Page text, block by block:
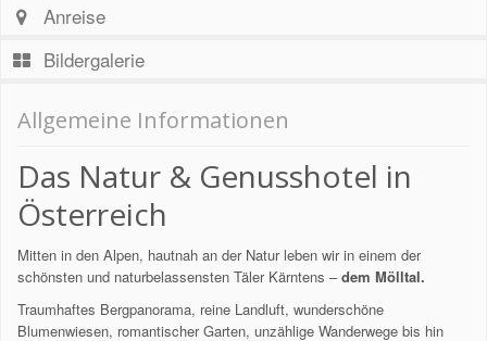
Anreise
Bildergalerie
Allgemeine Informationen
Das Natur & Genusshotel in
Österreich
Mitten in den Alpen, hautnah an der Natur leben wir in einem der
schönsten und naturbelassensten Täler Kärntens –dem Mölltal.
Traumhaftes Bergpanorama, reine Landluft, wunderschöne
Blumenwiesen, romantischer Garten, unzählige Wanderwege bis hin